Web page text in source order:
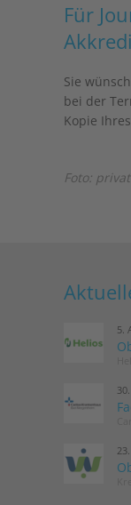
Für
Sie
bei der
Kopie
Foto: privat
5.